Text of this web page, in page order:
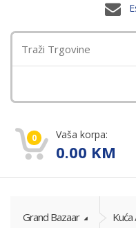
0 Vaša korpa:
0.00 KM
Grand Bazaar